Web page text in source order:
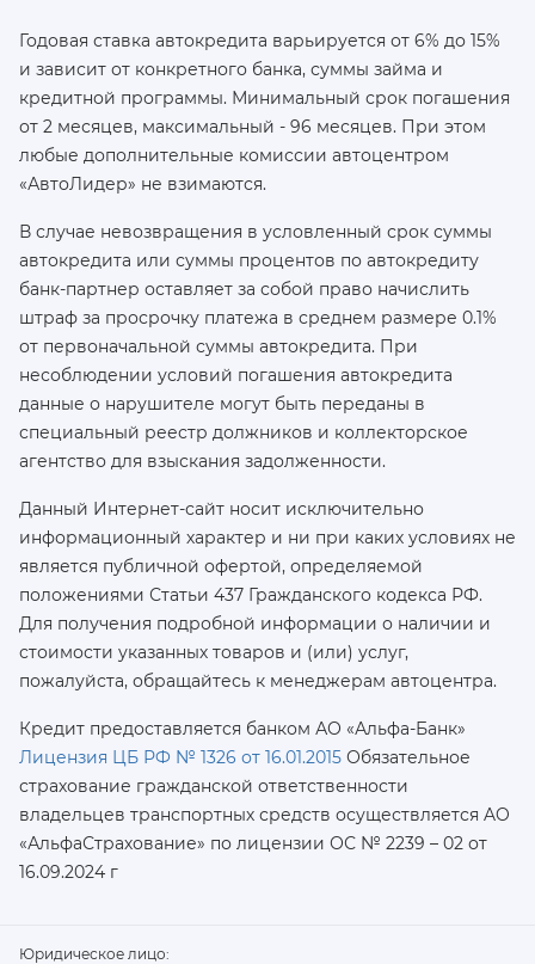
Годовая ставка автокредита варьируется от 6% до 15%
и зависит от конкретного банка, суммы займа и
кредитной программы. Минимальный срок погашения
от 2 месяцев, максимальный - 96 месяцев. При этом
любые дополнительные комиссии автоцентром
«АвтоЛидер» не взимаются.
В случае невозвращения в условленный срок суммы
автокредита или суммы процентов по автокредиту
банк-партнер оставляет за собой право начислить
штраф за просрочку платежа в среднем размере 0.1%
от первоначальной суммы автокредита. При
несоблюдении условий погашения автокредита
данные о нарушителе могут быть переданы в
специальный реестр должников и коллекторское
агентство для взыскания задолженности.
Данный Интернет-сайт носит исключительно
информационный характер и ни при каких условиях не
является публичной офертой, определяемой
положениями Статьи 437 Гражданского кодекса РФ.
Для получения подробной информации о наличии и
стоимости указанных товаров и (или) услуг,
пожалуйста, обращайтесь к менеджерам автоцентра.
Кредит предоставляется банком АО «Альфа-Банк»
Лицензия ЦБ РФ № 1326 от 16.01.2015 Обязательное
страхование гражданской ответственности
владельцев транспортных средств осуществляется AO
«АльфаСтрахование» по лицензии ОС № 2239 – 02 от
16.09.2024 г
Юридическое лицо: